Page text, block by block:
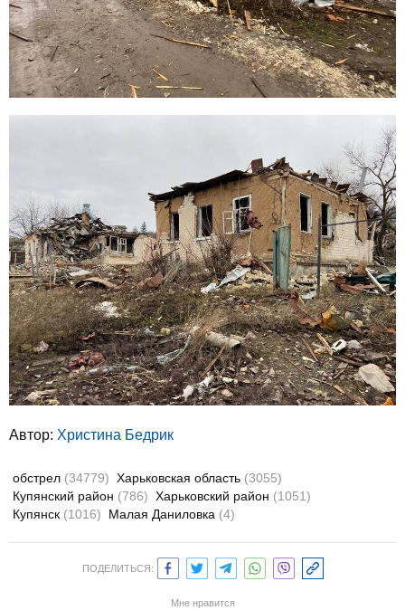
Автор: Христина Бедрик
обстрел (34779) Харьковская область (3055)
Купянский район (786) Харьковский район (1051)
Купянск (1016) Малая Даниловка (4)
ПОДЕЛИТЬСЯ:
Мне нравится